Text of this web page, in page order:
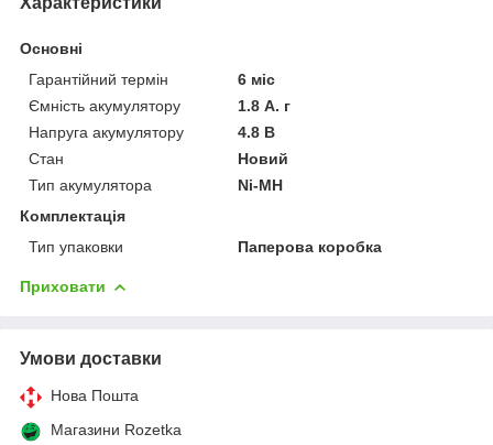
Основні
Гарантійний термін
6 міс
Ємність акумулятору
1.8 А. г
Напруга акумулятору
4.8 В
Стан
Новий
Тип акумулятора
Ni-MH
Комплектація
Тип упаковки
Паперова коробка
Приховати
Умови доставки
Нова Пошта
Магазини Rozetka